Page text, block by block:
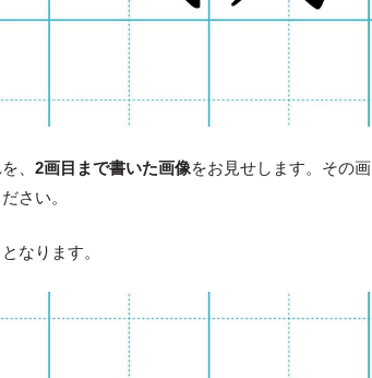
、2画目まで書いた画像をお見せします。その画
さい。
となります。